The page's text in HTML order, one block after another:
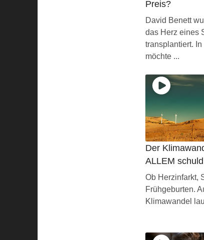
Preis?
David Benett
das Herz eines
transplantiert.
möchte ...
Der
ALLEM
Ob Herzinfarkt,
Frühgeburten.
Klimawandel